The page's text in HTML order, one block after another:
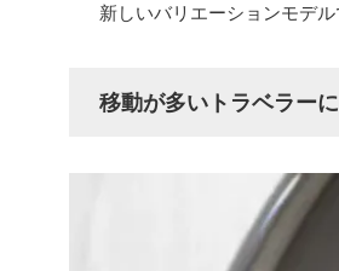
新しいバリエーションモデ
移動が多いトラベラー